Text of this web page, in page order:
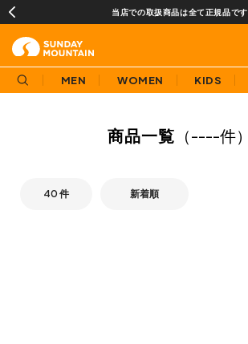
当店での取扱商品は全て正規品です
MEN WOMEN KIDS
商品一覧 （----件）